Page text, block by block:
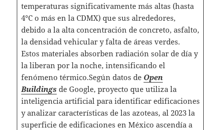
temperaturas significativamente más altas (hasta
4°C o más en la CDMX) que sus alrededores,
debido a la alta concentración de concreto, asfalto,
la densidad vehicular y falta de áreas verdes.
Estos materiales absorben radiación solar de día y
la liberan por la noche, intensificando el
fenómeno térmico.Según datos de Open
Buildingsde Google, proyecto que utiliza la
inteligencia artificial para identificar edificaciones
y analizar características de las azoteas, al 2023 la
superficie de edificaciones en México ascendía a